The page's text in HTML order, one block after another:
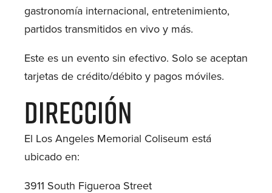
gastronomía internacional, entretenimiento,
partidos transmitidos en vivo y más.
Este es un evento sin efectivo. Solo se aceptan
tarjetas de crédito/débito y pagos móviles.
Dirección
El Los Angeles Memorial Coliseum está
ubicado en:
3911 South Figueroa Street